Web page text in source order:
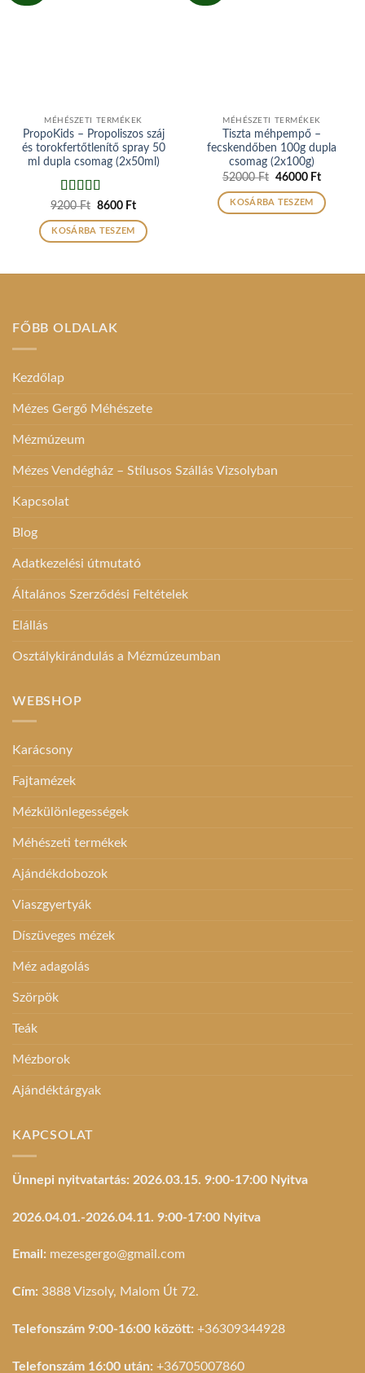
MÉHÉSZETI TERMÉKEK
PropoKids – Propoliszos száj
és torokfertőtlenítő spray 50
ml dupla csomag (2x50ml)
Értékelés:
4.89/ 5
9200Ft Original
was:
9200 Ft.
8600 FtCurrent
is:
8600 Ft.
KOSÁRBA TESZEM
MÉHÉSZETI TERMÉKEK
Tiszta méhpempő –
fecskendőben 100g dupla
csomag (2x100g)
52000Ft Original
was:
52000 Ft.
46000 FtCurrent
is:
46000
KOSÁRBA TESZEM
FŐBB OLDALAK
Kezdőlap
Mézes Gergő Méhészete
Mézmúzeum
Mézes Vendégház – Stílusos Szállás Vizsolyban
Kapcsolat
Blog
Adatkezelési útmutató
Általános Szerződési Feltételek
Elállás
Osztálykirándulás a Mézmúzeumban
WEBSHOP
Karácsony
Fajtamézek
Mézkülönlegességek
Méhészeti termékek
Ajándékdobozok
Viaszgyertyák
Díszüveges mézek
Méz adagolás
Szörpök
Teák
Mézborok
Ajándéktárgyak
KAPCSOLAT
Ünnepi nyitvatartás: 2026.03.15. 9:00-17:00 Nyitva
2026.04.01.-2026.04.11. 9:00-17:00 Nyitva
Email: mezesgergo@gmail.com
Cím: 3888 Vizsoly, Malom Út 72.
Telefonszám 9:00-16:00 között: +36309344928
Telefonszám 16:00 után: +36705007860